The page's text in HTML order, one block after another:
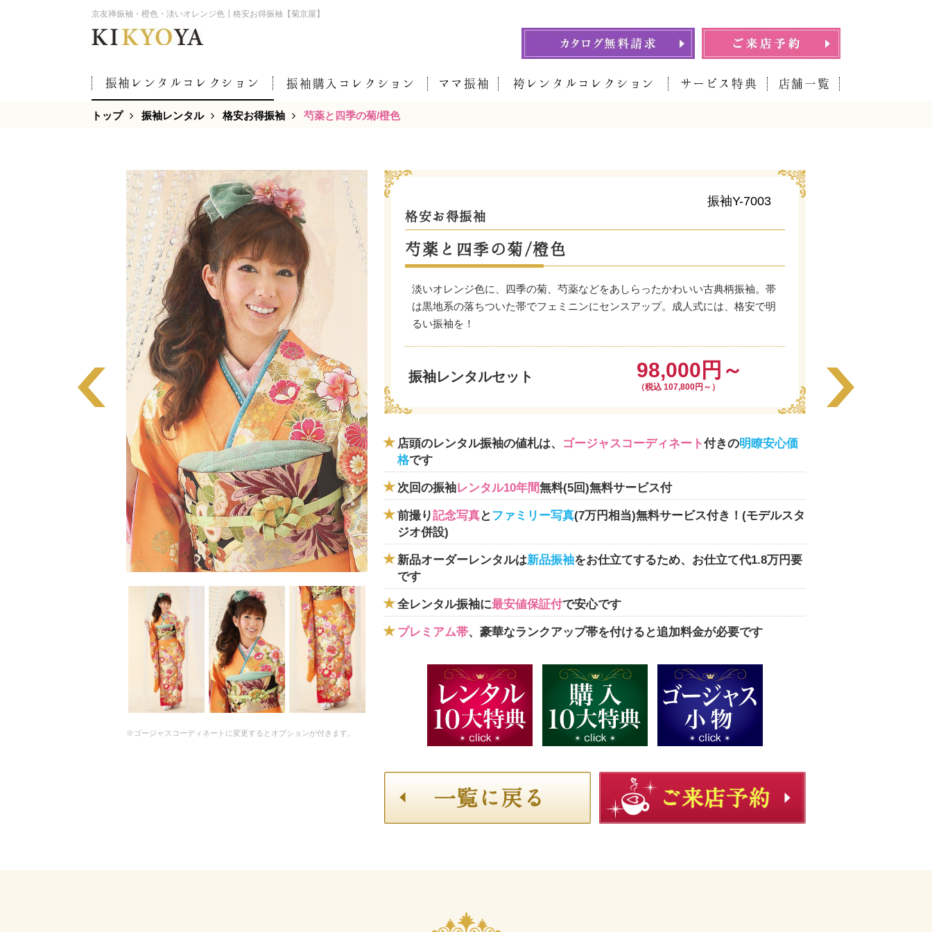
京友禅振袖・橙色・淡いオレンジ色┃格安お得振袖【菊京屋】
振袖レンタルコレクション 振袖購入コレクション ママ振袖 袴レンタルコレクション サービス特典 店舗一覧
トップ 振袖レンタル 格安お得振袖 芍薬と四季の菊/橙色
※ゴージャスコーディネートに変更するとオプションが付きます。
振袖Y-7003
格安お得振袖
芍薬と四季の菊/橙色
淡いオレンジ色に、四季の菊、芍薬などをあしらったかわいい古典柄振袖。帯
は黒地系の落ちついた帯でフェミニンにセンスアップ。成人式には、格安で明
るい振袖を！
振袖レンタルセット 98,000円～
（税込 107,800円～）
店頭のレンタル振袖の値札は、 ゴージャスコーディネート付きの明瞭安心価
格です
次回の振袖レンタル10年間無料(5回)無料サービス付
前撮り記念写真と ファミリー写真(7万円相当)無料サービス付き！(モデルスタ
ジオ併設)
新品オーダーレンタルは新品振袖をお仕立てするため、お仕立て代1.8万円要
です
全レンタル振袖に最安値保証付で安心です
プレミアム帯、豪華なランクアップ帯を付けると追加料金が必要です